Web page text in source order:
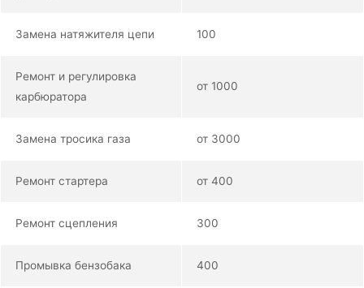
Замена натяжителя цепи 100
Ремонт и регулировка
карбюратора
от 1000
Замена тросика газа от 3000
Ремонт стартера от 400
Ремонт сцепления 300
Промывка бензобака 400